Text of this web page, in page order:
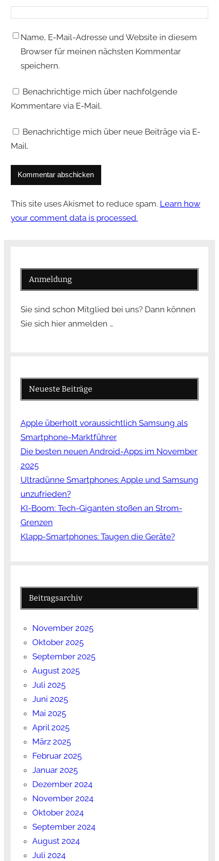
Name, E-Mail-Adresse und Website in diesem
Browser für meinen nächsten Kommentar
speichern.
Benachrichtige mich über nachfolgende
Kommentare via E-Mail.
Benachrichtige mich über neue Beiträge via E-
Mail.
This site uses Akismet to reduce spam. Learn how
your comment data is processed.
Anmeldung
Sie sind schon Mitglied bei uns? Dann können
Sie sich hier anmelden …
Neueste Beiträge
Apple überholt voraussichtlich Samsung als
Smartphone-Marktführer
Die besten neuen Android-Apps im November
2025
Ultradünne Smartphones: Apple und Samsung
unzufrieden?
KI-Boom: Tech-Giganten stoßen an Strom-
Grenzen
Klapp-Smartphones: Taugen die Geräte?
Beitragsarchiv
November 2025
Oktober 2025
September 2025
August 2025
Juli 2025
Juni 2025
Mai 2025
April 2025
März 2025
Februar 2025
Januar 2025
Dezember 2024
November 2024
Oktober 2024
September 2024
August 2024
Juli 2024